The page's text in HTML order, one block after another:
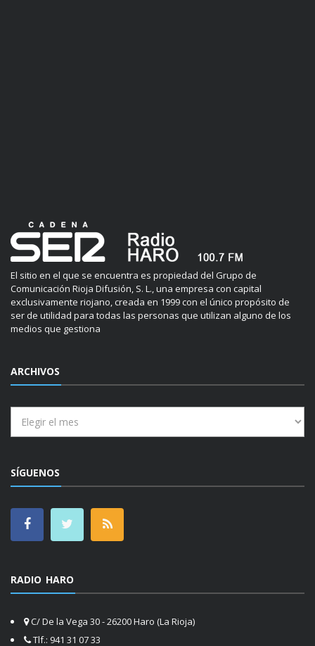
El sitio en el que se encuentra es propiedad del Grupo de
Comunicación Rioja Difusión, S. L., una empresa con capital
exclusivamente riojano, creada en 1999 con el único propósito de
ser de utilidad para todas las personas que utilizan alguno de los
medios que gestiona
ARCHIVOS
SÍGUENOS
RADIO HARO
C/ De la Vega 30 - 26200 Haro (La Rioja)
Tlf.: 941 31 07 33